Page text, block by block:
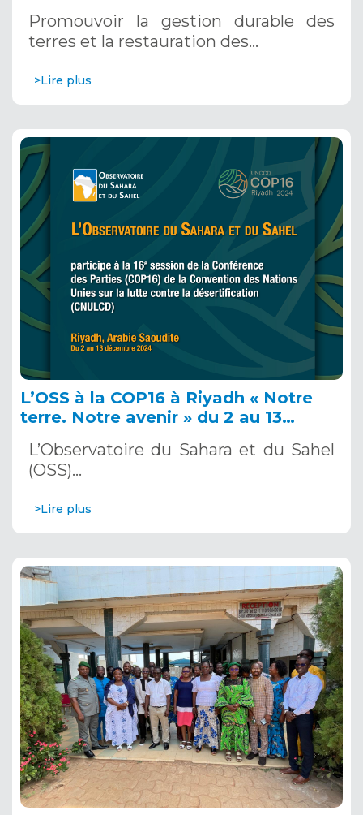
Sahel” 6 Décembre 2024
Promouvoir la gestion durable des
terres et la restauration des…
>Lire plus
L’OSS à la COP16 à Riyadh « Notre
terre. Notre avenir » du 2 au 13
L’Observatoire du Sahara et du Sahel
(OSS)…
>Lire plus